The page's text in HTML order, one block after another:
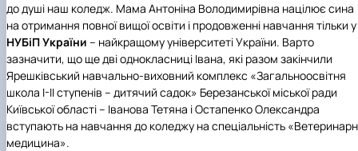
до душі наш коледж. Мама Антоніна Володимирівна націлює сина
на отримання повної вищої освіти і продовженні навчання тільки у
НУБіП України – найкращому університеті України. Варто
зазначити, що ще дві однокласниці Івана, які разом закінчили
Ярешківський навчально-виховний комплекс «Загальноосвітня
школа І-ІІ ступенів – дитячий садок» Березанської міської ради
Київської області – Іванова Тетяна і Остапенко Олександра
вступають на навчання до коледжу на спеціальність
медицина».